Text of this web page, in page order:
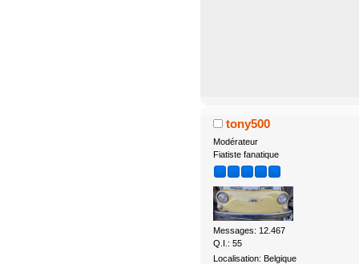
tony500
Modérateur
Fiatiste fanatique
Messages: 12.467
Q.I.: 55
Localisation: Belgique